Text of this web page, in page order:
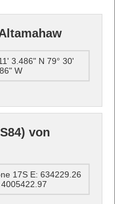
3.486" N 79° 30'
W
von
17S E: 634229.26
4005422.97